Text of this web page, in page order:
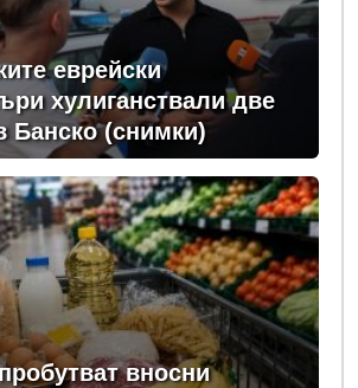
еврейски
хулиганствали две
Банско (снимки)
вносни